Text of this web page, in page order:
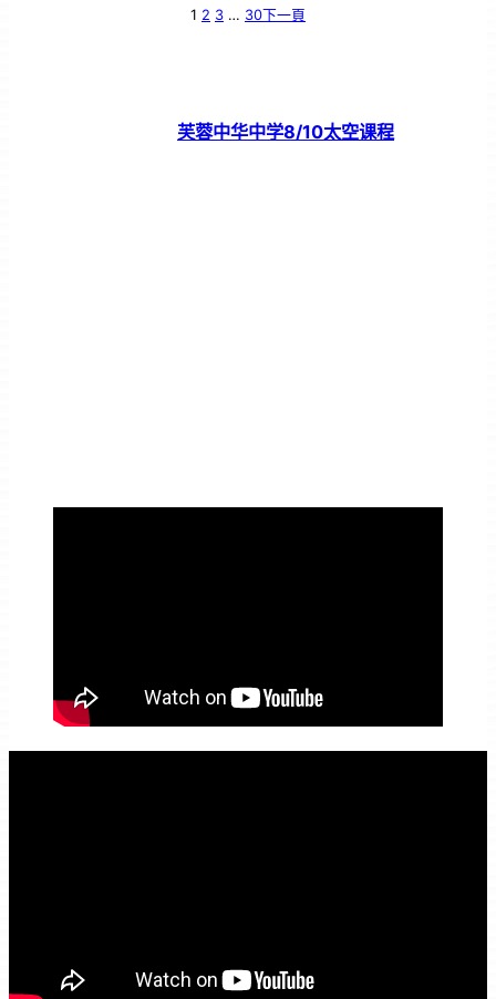
1 2 3 … 30下一頁
芙蓉中华中学8/10太空课程